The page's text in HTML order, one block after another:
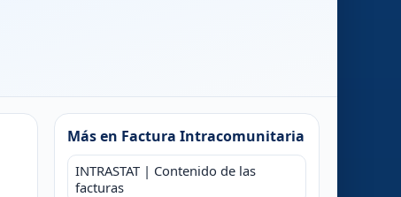
Más en Factura Intracomunitaria
INTRASTAT | Contenido de las
facturas